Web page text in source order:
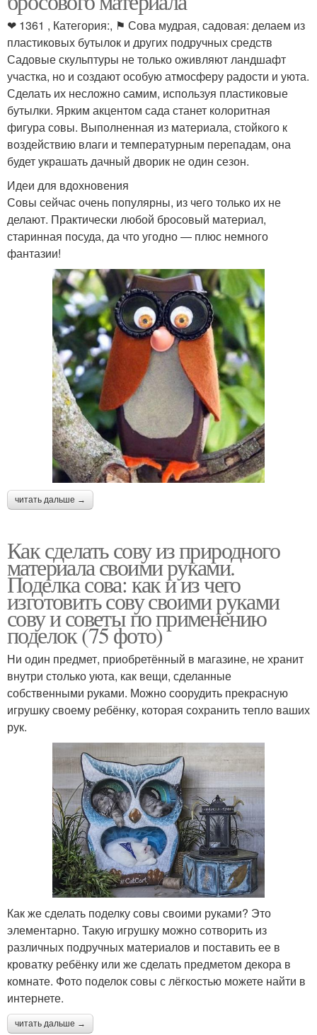
❤ 1361 , Категория:, ⚑ Сова мудрая, садовая: делаем из
пластиковых бутылок и других подручных средств
Садовые скульптуры не только оживляют ландшафт
участка, но и создают особую атмосферу радости и уюта.
Сделать их несложно самим, используя пластиковые
бутылки. Ярким акцентом сада станет колоритная
фигура совы. Выполненная из материала, стойкого к
воздействию влаги и температурным перепадам, она
будет украшать дачный дворик не один сезон.
Идеи для вдохновения
Совы сейчас очень популярны, из чего только их не
делают. Практически любой бросовый материал,
старинная посуда, да что угодно — плюс немного
фантазии!
читать дальше →
Как сделать сову из природного
материала своими руками.
Поделка сова: как и из чего
изготовить сову своими руками
сову и советы по применению
поделок (75 фото)
Ни один предмет, приобретённый в магазине, не хранит
внутри столько уюта, как вещи, сделанные
собственными руками. Можно соорудить прекрасную
игрушку своему ребёнку, которая сохранить тепло ваших
рук.
Как же сделать поделку совы своими руками? Это
элементарно. Такую игрушку можно сотворить из
различных подручных материалов и поставить ее в
кроватку ребёнку или же сделать предметом декора в
комнате. Фото поделок совы с лёгкостью можете найти в
интернете.
читать дальше →